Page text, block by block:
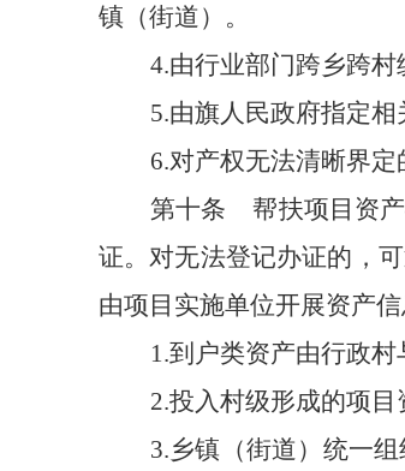
镇（街道）。
4.由行业部门跨乡跨村
5.由旗人民政府指定相
6.对产权无法清晰界定
第十条
帮扶项目资
证。对无法登记办证的，
由项目实施单位开展资产
1.到户类资产由行政村
2.投入村级形成的项目
3.乡镇（街道）统一